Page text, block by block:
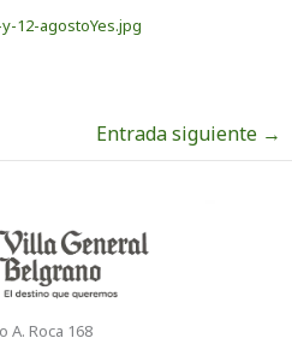
12-agostoYes.jpg
Entrada siguiente →
A. Roca 168